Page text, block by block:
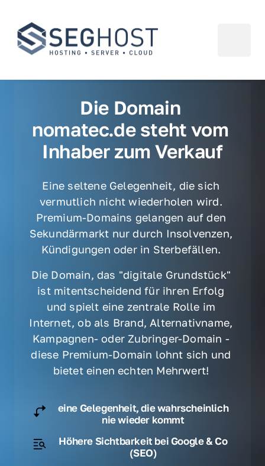
Die Domain
nomatec.de steht vom
Inhaber zum Verkauf
Eine seltene Gelegenheit, die sich
vermutlich nicht wiederholen wird.
Premium-Domains gelangen auf den
Sekundärmarkt nur durch Insolvenzen,
Kündigungen oder in Sterbefällen.
Die Domain, das "digitale Grundstück"
ist mitentscheidend für ihren Erfolg
und spielt eine zentrale Rolle im
Internet, ob als Brand, Alternativname,
Kampagnen- oder Zubringer-Domain -
diese Premium-Domain lohnt sich und
bietet einen echten Mehrwert!
eine Gelegenheit, die wahrscheinlich
nie wieder kommt
Höhere Sichtbarkeit bei Google & Co
(SEO)